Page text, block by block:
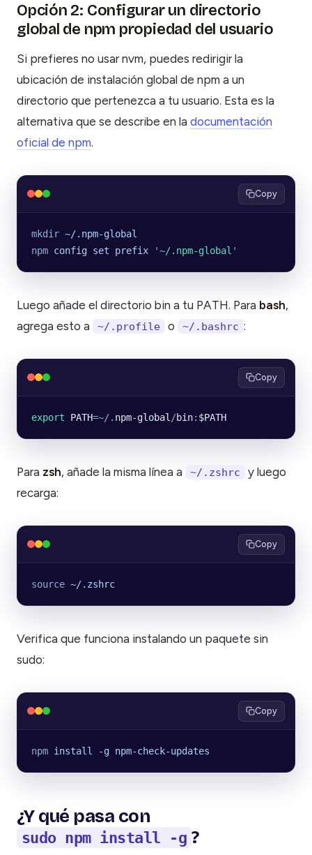
Opción 2: Configurar un directorio
global de npm propiedad del usuario
Si prefieres no usar nvm, puedes redirigir la
ubicación de instalación global de npm a un
directorio que pertenezca a tu usuario. Esta es la
alternativa que se describe en la documentación
oficial de npm.
Copy
mkdir ~/.npm-global
npm config set prefix '~/.npm-global '
Luego añade el directorio bin a tu PATH. Para bash,
agrega esto a
~/.profile o ~/.bashrc :
Copy
export PATH=~/. npm-global /bin: $PATH
Para zsh, añade la misma línea a ~/.zshrc
y luego
recarga:
Copy
source ~/.zshrc
Verifica que funciona instalando un paquete sin
sudo:
Copy
npm install -g npm-check-updates
¿Y qué pasa con
sudo npm install -g ?